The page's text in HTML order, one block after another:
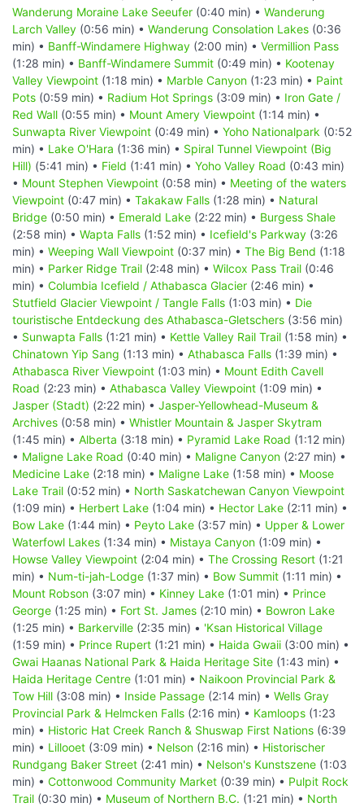
Wanderung Moraine Lake Seeufer (0:40 min) • Wanderung
Larch Valley (0:56 min) • Wanderung Consolation Lakes (0:36
min) • Banff-Windamere Highway (2:00 min) • Vermillion Pass
(1:28 min) • Banff-Windamere Summit (0:49 min) • Kootenay
Valley Viewpoint (1:18 min) • Marble Canyon (1:23 min) • Paint
Pots (0:59 min) • Radium Hot Springs (3:09 min) • Iron Gate /
Red Wall (0:55 min) • Mount Amery Viewpoint (1:14 min) •
Sunwapta River Viewpoint (0:49 min) • Yoho Nationalpark (0:52
min) • Lake O'Hara (1:36 min) • Spiral Tunnel Viewpoint (Big
Hill) (5:41 min) • Field (1:41 min) • Yoho Valley Road (0:43 min)
• Mount Stephen Viewpoint (0:58 min) • Meeting of the waters
Viewpoint (0:47 min) • Takakaw Falls (1:28 min) • Natural
Bridge (0:50 min) • Emerald Lake (2:22 min) • Burgess Shale
(2:58 min) • Wapta Falls (1:52 min) • Icefield's Parkway (3:26
min) • Weeping Wall Viewpoint (0:37 min) • The Big Bend (1:18
min) • Parker Ridge Trail (2:48 min) • Wilcox Pass Trail (0:46
min) • Columbia Icefield / Athabasca Glacier (2:46 min) •
Stutfield Glacier Viewpoint / Tangle Falls (1:03 min) • Die
touristische Entdeckung des Athabasca-Gletschers (3:56 min)
• Sunwapta Falls (1:21 min) • Kettle Valley Rail Trail (1:58 min) •
Chinatown Yip Sang (1:13 min) • Athabasca Falls (1:39 min) •
Athabasca River Viewpoint (1:03 min) • Mount Edith Cavell
Road (2:23 min) • Athabasca Valley Viewpoint (1:09 min) •
Jasper (Stadt) (2:22 min) • Jasper-Yellowhead-Museum &
Archives (0:58 min) • Whistler Mountain & Jasper Skytram
(1:45 min) • Alberta (3:18 min) • Pyramid Lake Road (1:12 min)
• Maligne Lake Road (0:40 min) • Maligne Canyon (2:27 min) •
Medicine Lake (2:18 min) • Maligne Lake (1:58 min) • Moose
Lake Trail (0:52 min) • North Saskatchewan Canyon Viewpoint
(1:09 min) • Herbert Lake (1:04 min) • Hector Lake (2:11 min) •
Bow Lake (1:44 min) • Peyto Lake (3:57 min) • Upper & Lower
Waterfowl Lakes (1:34 min) • Mistaya Canyon (1:09 min) •
Howse Valley Viewpoint (2:04 min) • The Crossing Resort (1:21
min) • Num-ti-jah-Lodge (1:37 min) • Bow Summit (1:11 min) •
Mount Robson (3:07 min) • Kinney Lake (1:01 min) • Prince
George (1:25 min) • Fort St. James (2:10 min) • Bowron Lake
(1:25 min) • Barkerville (2:35 min) • 'Ksan Historical Village
(1:59 min) • Prince Rupert (1:21 min) • Haida Gwaii (3:00 min) •
Gwai Haanas National Park & Haida Heritage Site (1:43 min) •
Haida Heritage Centre (1:01 min) • Naikoon Provincial Park &
Tow Hill (3:08 min) • Inside Passage (2:14 min) • Wells Gray
Provincial Park & Helmcken Falls (2:16 min) • Kamloops (1:23
min) • Historic Hat Creek Ranch & Shuswap First Nations (6:39
min) • Lillooet (3:09 min) • Nelson (2:16 min) • Historischer
Rundgang Baker Street (2:41 min) • Nelson's Kunstszene (1:03
min) • Cottonwood Community Market (0:39 min) • Pulpit Rock
Trail (0:30 min) • Museum of Northern B.C. (1:21 min) • North